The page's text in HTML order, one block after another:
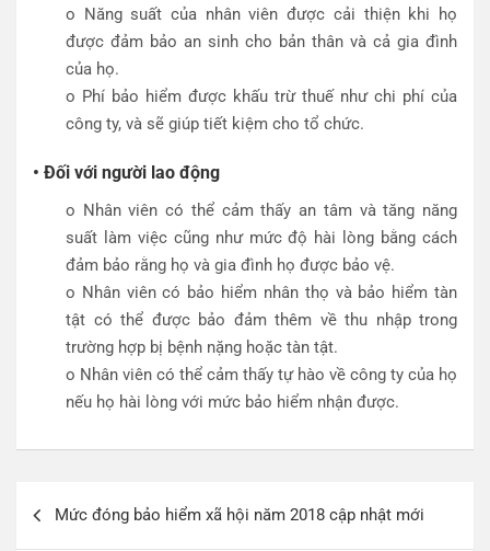
o Năng suất của nhân viên được cải thiện khi họ
được đảm bảo an sinh cho bản thân và cả gia đình
của họ.
o Phí bảo hiểm được khấu trừ thuế như chi phí của
công ty, và sẽ giúp tiết kiệm cho tổ chức.
• Đối với người lao động
o Nhân viên có thể cảm thấy an tâm và tăng năng
suất làm việc cũng như mức độ hài lòng bằng cách
đảm bảo rằng họ và gia đình họ được bảo vệ.
o Nhân viên có bảo hiểm nhân thọ và bảo hiểm tàn
tật có thể được bảo đảm thêm về thu nhập trong
trường hợp bị bệnh nặng hoặc tàn tật.
o Nhân viên có thể cảm thấy tự hào về công ty của họ
nếu họ hài lòng với mức bảo hiểm nhận được.
Mức đóng bảo hiểm xã hội năm 2018 cập nhật mới